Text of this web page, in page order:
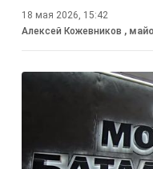
18 мая 2026, 15:42
Алексей Кожевников ,